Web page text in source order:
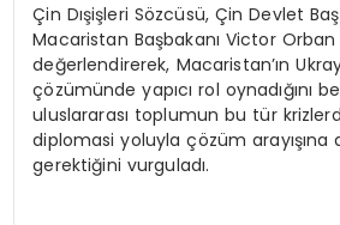
Çin Dışişleri Sözcüsü, Çin Devlet
Macaristan Başbakanı Victor
değerlendirerek, Macaristan’ın
çözümünde yapıcı rol oynadığını
uluslararası toplumun bu tür
diplomasi yoluyla çözüm
gerektiğini vurguladı.